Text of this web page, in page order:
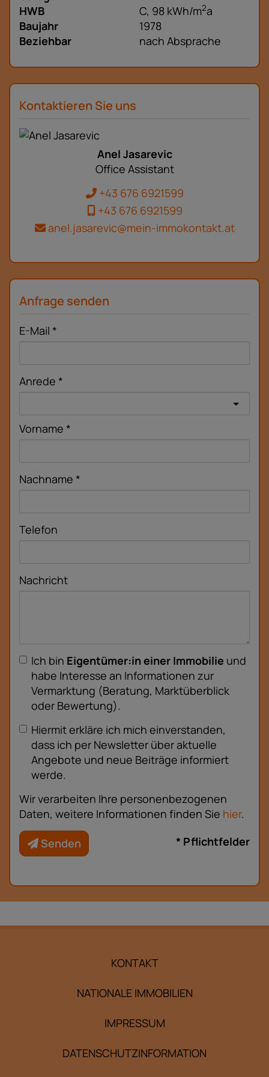
HWB
C, 98 kWh/m2a
Baujahr
1978
Beziehbar
nach Absprache
Kontaktieren Sie uns
Anel Jasarevic
Office Assistant
+43 676 6921599
+43 676 6921599
anel.jasarevic@mein-immokontakt.at
Anfrage senden
E-Mail
Anrede
Vorname
Nachname
Telefon
Nachricht
Ich bin Eigentümer:in einer Immobilie und
habe Interesse an Informationen zur
Vermarktung (Beratung, Marktüberblick
oder Bewertung).
Hiermit erkläre ich mich einverstanden,
dass ich per Newsletter über aktuelle
Angebote und neue Beiträge informiert
werde.
Wir verarbeiten Ihre personenbezogenen
Daten, weitere Informationen finden Sie hier.
Senden * Pflichtfelder
KONTAKT
NATIONALE IMMOBILIEN
IMPRESSUM
DATENSCHUTZINFORMATION